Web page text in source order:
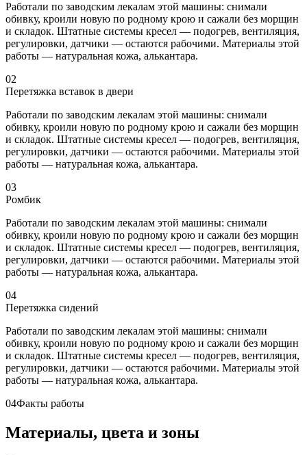
Работали по заводским лекалам этой машины: снимали
обивку, кроили новую по родному крою и сажали без морщин
и складок. Штатные системы кресел — подогрев, вентиляция,
регулировки, датчики — остаются рабочими. Материалы этой
работы — натуральная кожа, алькантара.
02
Перетяжка вставок в двери
Работали по заводским лекалам этой машины: снимали
обивку, кроили новую по родному крою и сажали без морщин
и складок. Штатные системы кресел — подогрев, вентиляция,
регулировки, датчики — остаются рабочими. Материалы этой
работы — натуральная кожа, алькантара.
03
Ромбик
Работали по заводским лекалам этой машины: снимали
обивку, кроили новую по родному крою и сажали без морщин
и складок. Штатные системы кресел — подогрев, вентиляция,
регулировки, датчики — остаются рабочими. Материалы этой
работы — натуральная кожа, алькантара.
04
Перетяжка сидений
Работали по заводским лекалам этой машины: снимали
обивку, кроили новую по родному крою и сажали без морщин
и складок. Штатные системы кресел — подогрев, вентиляция,
регулировки, датчики — остаются рабочими. Материалы этой
работы — натуральная кожа, алькантара.
04Факты работы
Материалы, цвета и зоны